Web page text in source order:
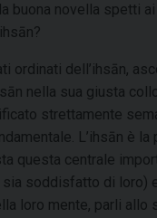
buona novella spetti
dell’ihsān,
nella sua giusta
strettamente
L’ihsān è
questa centrale
soddisfatto di loro)
loro mente, parli allo